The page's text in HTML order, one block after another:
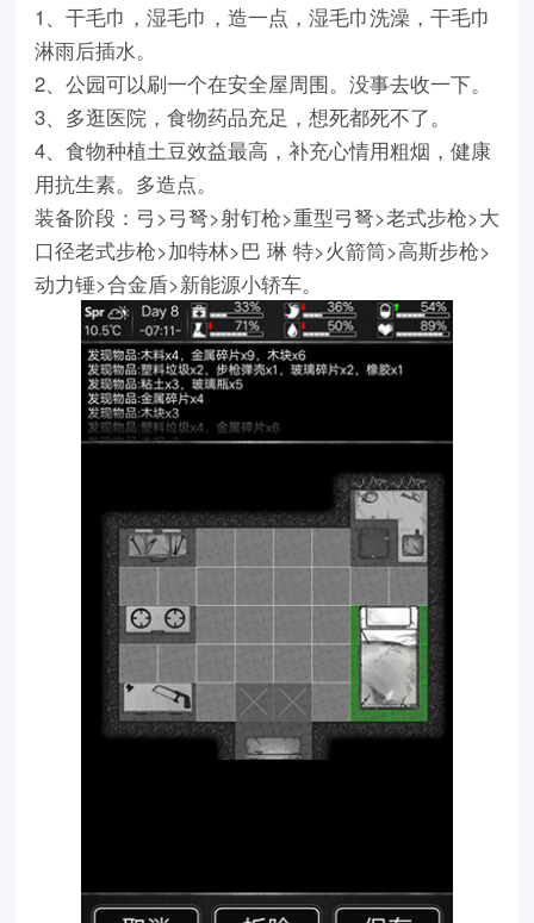
1、干毛巾，湿毛巾，造一点，湿毛巾洗澡，干毛巾
淋雨后插水。
2、公园可以刷一个在安全屋周围。没事去收一下。
3、多逛医院，食物药品充足，想死都死不了。
4、食物种植土豆效益最高，补充心情用粗烟，健康
用抗生素。多造点。
装备阶段：弓>弓弩>射钉枪>重型弓弩>老式步枪>大
口径老式步枪>加特林>巴 琳 特>火箭筒>高斯步枪>
动力锤>合金盾>新能源小轿车。